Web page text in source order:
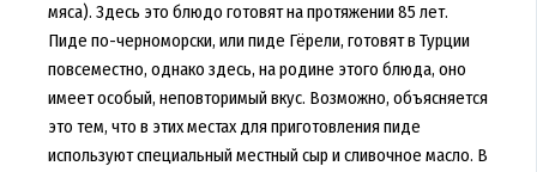
мяса). Здесь это блюдо готовят на протяжении 85 лет.
Пиде по-черноморски, или пиде Гёрели, готовят в Турции
повсеместно, однако здесь, на родине этого блюда, оно
имеет особый, неповторимый вкус. Возможно, объясняется
это тем, что в этих местах для приготовления пиде
используют специальный местный сыр и сливочное масло. В